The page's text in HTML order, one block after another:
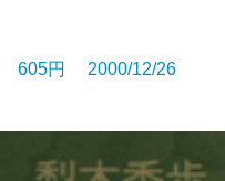
605円 2000/12/26